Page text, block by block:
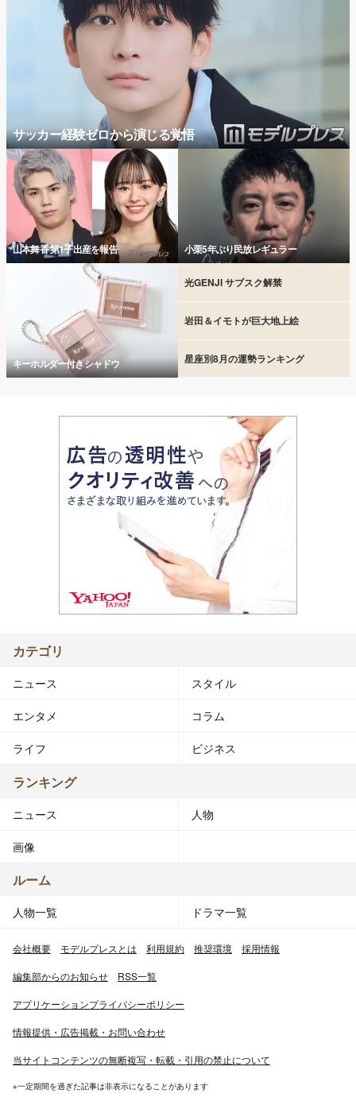
サッカー経験ゼロから演じる覚悟
山本舞香 第1子出産を報告 小栗5年ぶり民放レギュラー
キーホルダー付きシャドウ
光GENJI サブスク解禁
岩田＆イモトが巨大地上絵
星座別8月の運勢ランキング
カテゴリ
ニュース スタイル
エンタメ コラム
ライフ ビジネス
ランキング
ニュース 人物
画像
ルーム
人物一覧 ドラマ一覧
会社概要 モデルプレスとは 利用規約 推奨環境 採用情報
編集部からのお知らせ RSS一覧
アプリケーションプライバシーポリシー
情報提供・広告掲載・お問い合わせ
当サイトコンテンツの無断複写・転載・引用の禁止について
※一定期間を過ぎた記事は非表示になることがあります